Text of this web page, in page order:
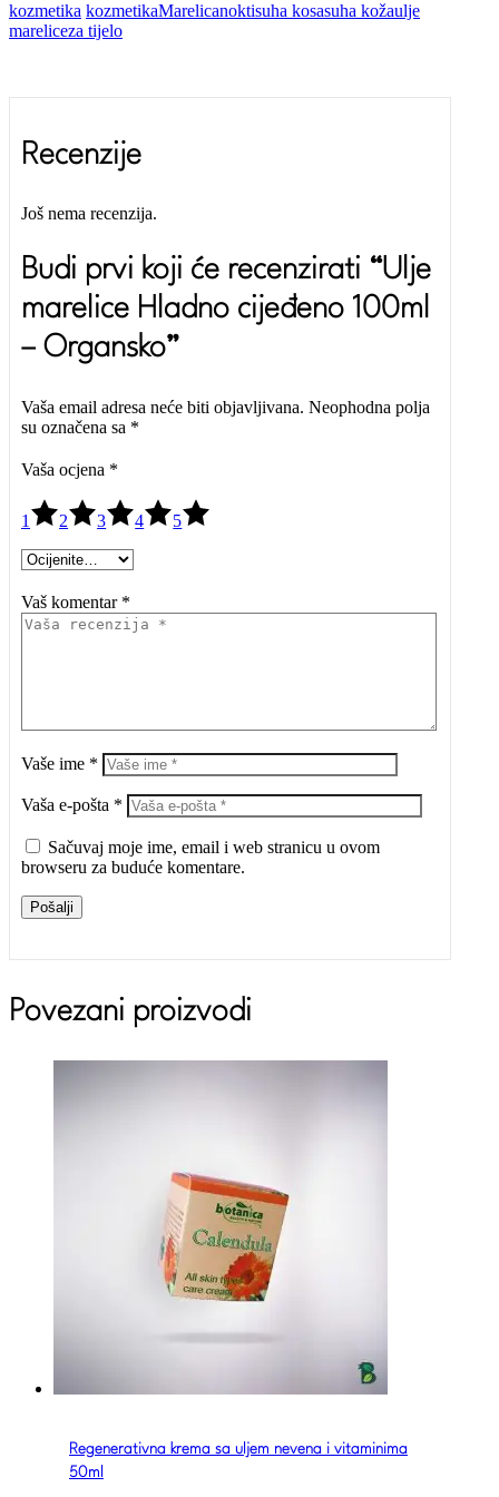
kozmetika kozmetikaMarelicanoktisuha kosasuha kožaulje
mareliceza tijelo
Recenzije
Još nema recenzija.
Budi prvi koji će recenzirati “Ulje
marelice Hladno cijeđeno 100ml
– Organsko”
Vaša email adresa neće biti objavljivana. Neophodna polja
su označena sa *
Vaša ocjena *
1 2 3 4 5
Vaš komentar *
Vaše ime *
Vaša e-pošta *
Sačuvaj moje ime, email i web stranicu u ovom
browseru za buduće komentare.
Pošalji
Povezani proizvodi
Regenerativna krema sa uljem nevena i vitaminima
50ml